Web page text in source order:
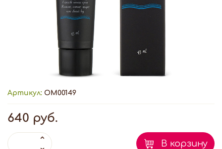
Артикул: ОМ00149
640 руб.
В корзину